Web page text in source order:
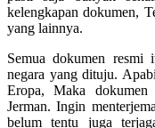
kelengkapan dokumen,
yang lainnya.
Semua dokumen resmi
negara yang dituju.
Eropa, Maka dokumen
Jerman. Ingin
belum tentu juga